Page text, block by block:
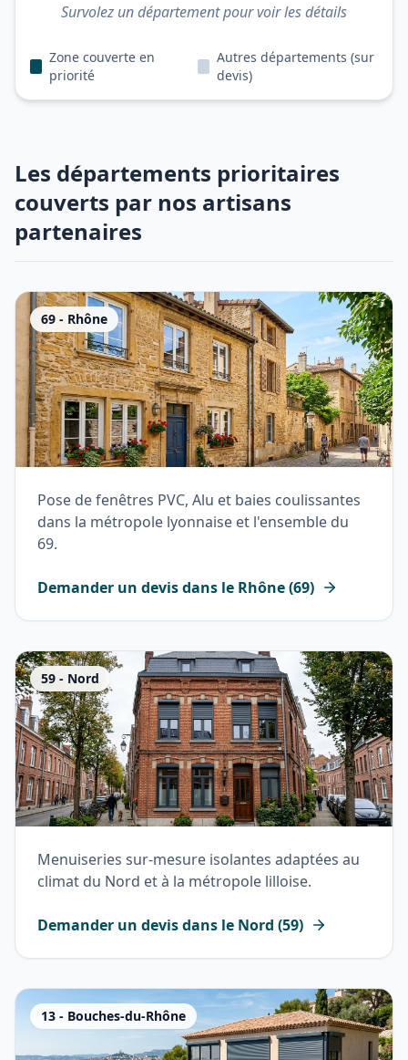
Survolez un département pour voir les détails
Zone couverte en
priorité
Autres départements (sur
devis)
Les départements prioritaires
couverts par nos artisans
partenaires
69 - Rhône
Pose de fenêtres PVC, Alu et baies coulissantes
dans la métropole lyonnaise et l'ensemble du
69.
Demander un devis dans le Rhône(69)
59 - Nord
Menuiseries sur-mesure isolantes adaptées au
climat du Nord et à la métropole lilloise.
Demander un devis dans le Nord (59)
13 - Bouches-du-Rhône